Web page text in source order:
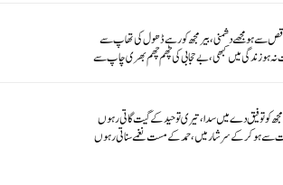
سے ہومجھے دشمنی، بیر مجھ کو رہے ڈھول کی تھاپ سے
نہ ہو زندگی میں کبھی ،بے حجابی کی چھم چھم بھری چاپ سے
کو توفیق دے میں سدا، تیری توحید کے گیت گاتی رہوں
سے ہو کر کے سرشار میں،حمدکے مست نغمے سناتی رہوں